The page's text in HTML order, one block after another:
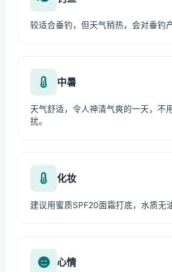
较适合垂钓，但天气稍热，会对垂钓
中暑
天气舒适，令人神清气爽的一天，不
扰。
化妆
建议用蜜质SPF20面霜打底，水质无
心情